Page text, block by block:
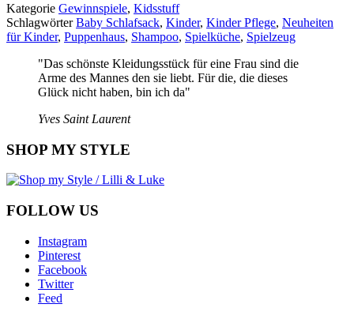
Kategorie Gewinnspiele, Kidsstuff
SchlagwörterBaby Schlafsack, Kinder, Kinder Pflege, Neuheiten
für Kinder, Puppenhaus, Shampoo, Spielküche, Spielzeug
"Das schönste Kleidungsstück für eine Frau sind die
Arme des Mannes den sie liebt. Für die, die dieses
Glück nicht haben, bin ich da"
Yves Saint Laurent
SHOP MY STYLE
FOLLOW US
Instagram
Pinterest
Facebook
Twitter
Feed